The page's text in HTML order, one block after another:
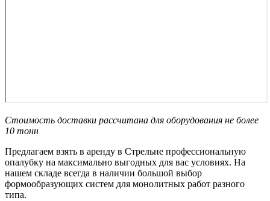
Стоимость доставки рассчитана для оборудования не более
10 тонн
Предлагаем взять в аренду в Стрельне профессиональную
опалубку на максимально выгодных для вас условиях. На
нашем складе всегда в наличии большой выбор
формообразующих систем для монолитных работ разного
типа.